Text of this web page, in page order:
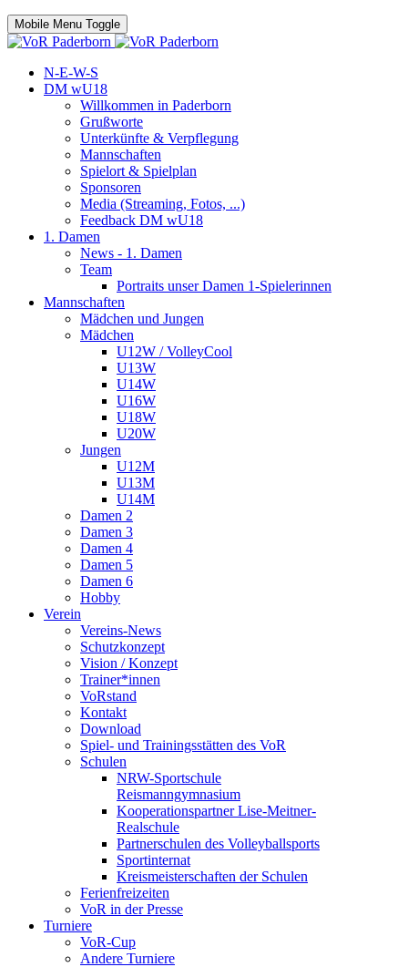
Mobile Menu Toggle
N-E-W-S
DM wU18
Willkommen in Paderborn
Grußworte
Unterkünfte & Verpflegung
Mannschaften
Spielort & Spielplan
Sponsoren
Media (Streaming, Fotos, ...)
Feedback DM wU18
1. Damen
News - 1. Damen
Team
Portraits unser Damen 1-Spielerinnen
Mannschaften
Mädchen und Jungen
Mädchen
U12W / VolleyCool
U13W
U14W
U16W
U18W
U20W
Jungen
U12M
U13M
U14M
Damen 2
Damen 3
Damen 4
Damen 5
Damen 6
Hobby
Verein
Vereins-News
Schutzkonzept
Vision / Konzept
Trainer*innen
VoRstand
Kontakt
Download
Spiel- und Trainingsstätten des VoR
Schulen
NRW-Sportschule
Reismanngymnasium
Kooperationspartner Lise-Meitner-
Realschule
Partnerschulen des Volleyballsports
Sportinternat
Kreismeisterschaften der Schulen
Ferienfreizeiten
VoR in der Presse
Turniere
VoR-Cup
Andere Turniere